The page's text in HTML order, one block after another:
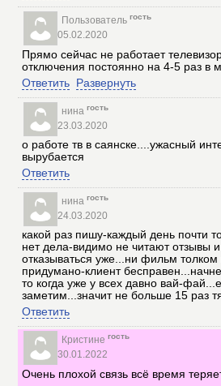
Пользователь гость
05.02.2020
Прямо сейчас не работает
отключения постоянно на 4-5 раз в
Ответить Развернуть
нина гость
23.03.2020
о работе тв в саянске....ужасный
вырубается
Ответить
нина гость
24.03.2020
какой раз пишу-каждый день почти
нет дела-видимо не читают отзывы
отказываться уже...ни фильм
придумано-клиент
то когда уже у всех давно вай-
заметим...значит не больше 15 раз
Ответить
Кристине гость
30.01.2022
Очень плохой связь всё время